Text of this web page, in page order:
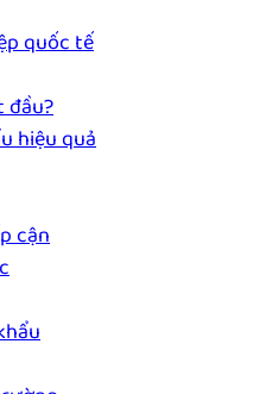
quốc tế
đầu?
hiệu quả
cận